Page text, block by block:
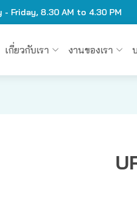
- Friday, 8.30 AM to 4.30 PM
เกี่ยวกับเรา งานของเรา